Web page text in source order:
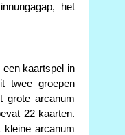
het
een kaartspel in
twee groepen
grote arcanum
22 kaarten.
kleine arcanum